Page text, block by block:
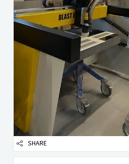
SHARE